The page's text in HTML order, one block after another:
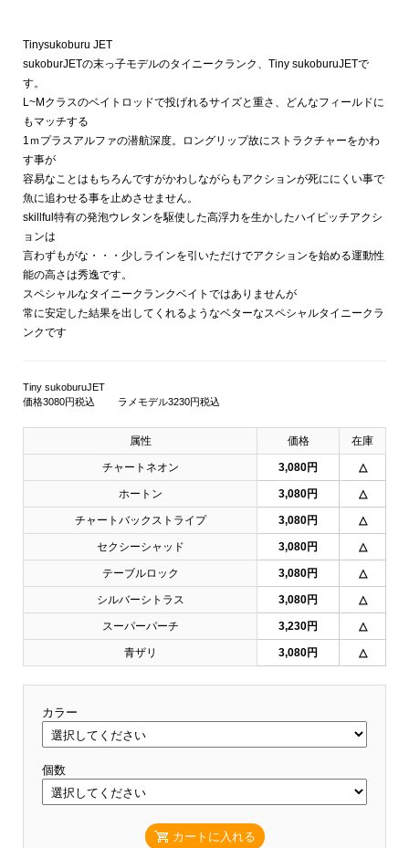
Tinysukoburu JET
sukoburJETの末っ子モデルのタイニークランク、Tiny sukoburuJETで
す。
L~Mクラスのベイトロッドで投げれるサイズと重さ、どんなフィールドに
もマッチする
1ｍプラスアルファの潜航深度。ロングリップ故にストラクチャーをかわ
す事が
容易なことはもちろんですがかわしながらもアクションが死ににくい事で
魚に追わせる事を止めさせません。
skillful特有の発泡ウレタンを駆使した高浮力を生かしたハイピッチアクシ
ョンは
言わずもがな・・・少しラインを引いただけでアクションを始める運動性
能の高さは秀逸です。
スペシャルなタイニークランクベイトではありませんが
常に安定した結果を出してくれるようなベターなスペシャルタイニークラ
ンクです
Tiny sukoburuJET
価格3080円税込 ラメモデル3230円税込
属性 価格 在庫
チャートネオン 3,080円 △
ホートン 3,080円 △
チャートバックストライプ 3,080円 △
セクシーシャッド 3,080円 △
テーブルロック 3,080円 △
シルバーシトラス 3,080円 △
スーパーパーチ 3,230円 △
青ザリ 3,080円 △
カラー
個数
カートに入れる